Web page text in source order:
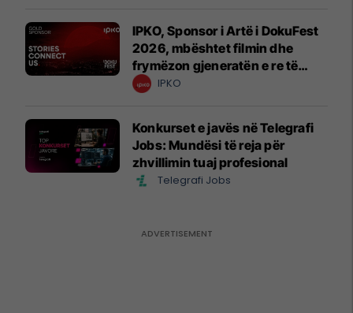
IPKO, Sponsor i Artë i DokuFest
2026, mbështet filmin dhe
frymëzon gjeneratën e re të
krijuesve
IPKO
Konkurset e javës në Telegrafi
Jobs: Mundësi të reja për
zhvillimin tuaj profesional
Telegrafi Jobs